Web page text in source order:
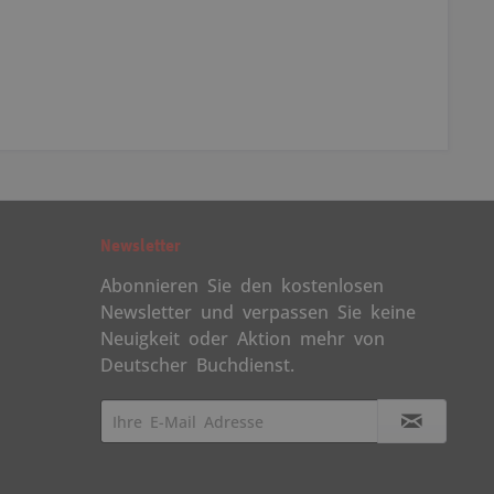
Newsletter
Abonnieren Sie den kostenlosen
Newsletter und verpassen Sie keine
Neuigkeit oder Aktion mehr von
Deutscher Buchdienst.